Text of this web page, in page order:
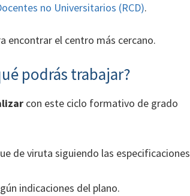
no Universitarios (RCD).
encontrar el centro más cercano.
podrás trabajar?
con este ciclo formativo de grado
de viruta siguiendo las especificaciones
indicaciones del plano.